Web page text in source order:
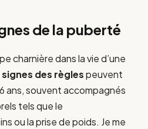
de la puberté
charnière dans la vie d’une
signes des règlespeuvent
ans, souvent accompagnés
tels que le
ou la prise de poids. Je me